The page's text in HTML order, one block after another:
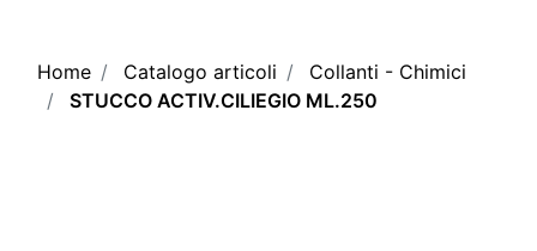
Home Catalogo articoli
Collanti - Chimici
STUCCO ACTIV.CILIEGIO ML.250